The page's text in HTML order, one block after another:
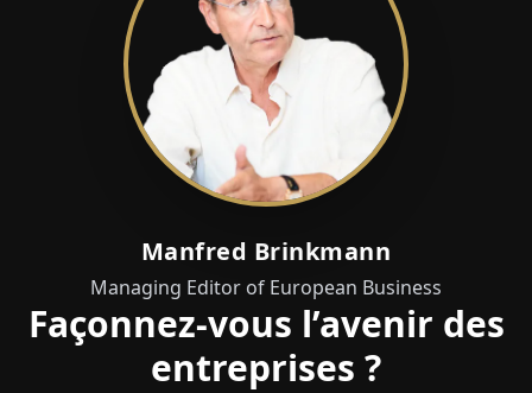
Manfred Brinkmann
Managing Editor of European Business
Façonnez-vous l’avenir des
entreprises ?